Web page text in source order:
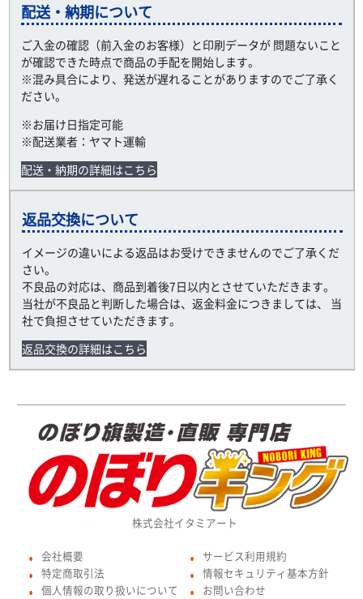
配送・納期について
ご入金の確認（前入金のお客様）と印刷データが 問題ないこと
が確認できた時点で商品の手配を開始します。
※混み具合により、発送が遅れることがありますのでご了承く
ださい。
※お届け日指定可能
※配送業者：ヤマト運輸
配送・納期の詳細はこちら
返品交換について
イメージの違いによる返品はお受けできませんのでご了承くだ
さい。
不良品の対応は、商品到着後7日以内とさせていただきます。
当社が不良品と判断した場合は、返金料金につきましては、 当
社で負担させていただきます。
返品交換の詳細はこちら
株式会社イタミアート
● 会社概要
● 特定商取引法
● 個人情報の取り扱いについて
● サービス利用規約
● 情報セキュリティ基本方針
● お問い合わせ